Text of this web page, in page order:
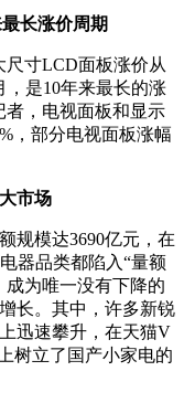
长涨价周期
寸LCD面板涨价从
，是10年来最长的涨
者，电视面板和显示
，部分电视面板涨幅
市场
模达3690亿元，在
器品类都陷入“量额
成为唯一没有下降的
长。其中，许多新锐
迅速攀升，在天猫V
树立了国产小家电的